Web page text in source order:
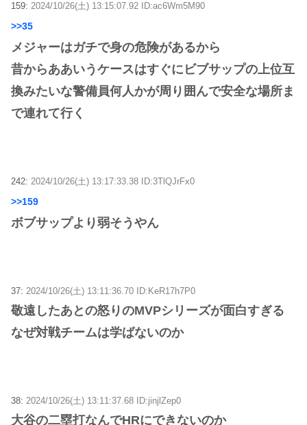
159: 2024/10/26(土) 13:15:07.92 ID:ac6Wm5M90
>>35
メジャーはガチで身の危険があるから
昔からああいうケースはすぐにビブサップの上位互
換みたいな警備員何人かが周り囲んで安全な場所ま
で連れて行く
242: 2024/10/26(土) 13:17:33.38 ID:3TlQJrFx0
>>159
ボブサップより弱そうやん
37: 2024/10/26(土) 13:11:36.70 ID:KeR17h7P0
敬遠したあとの怒りのMVPシリーズが面白すぎる
なぜ対戦チームは学ばないのか
38: 2024/10/26(土) 13:11:37.68 ID:jinjlZep0
大谷の二塁打なんでHRにできないのか